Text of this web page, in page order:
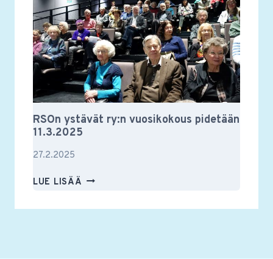
RSOn ystävät ry:n vuosikokous pidetään
11.3.2025
27.2.2025
LUE LISÄÄ RSON
RY:N